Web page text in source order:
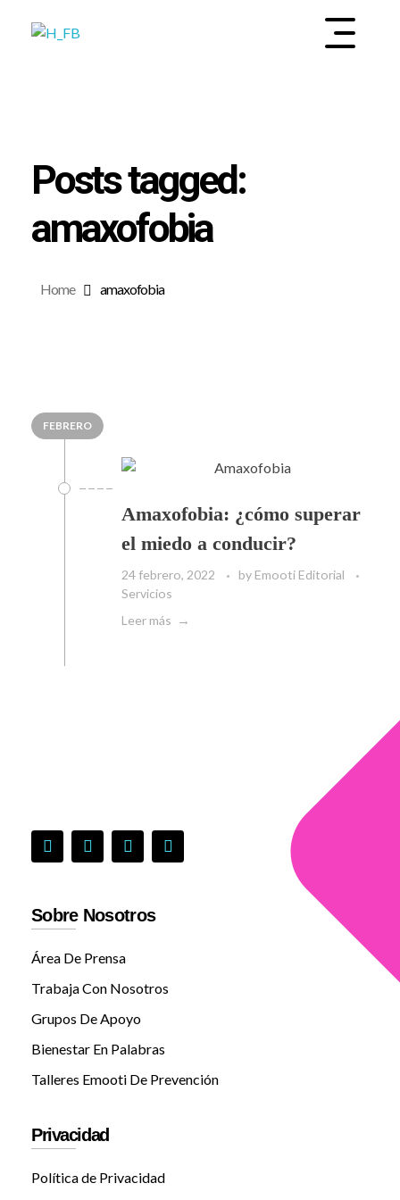
Home amaxofobia
Posts tagged:
amaxofobia
FEBRERO
Amaxofobia: ¿cómo superar
el miedo a conducir?
24 febrero, 2022 by Emooti Editorial
Servicios
Leer más
Sobre Nosotros
Área De Prensa
Trabaja Con Nosotros
Grupos De Apoyo
Bienestar En Palabras
Talleres Emooti De Prevención
Privacidad
Política de Privacidad